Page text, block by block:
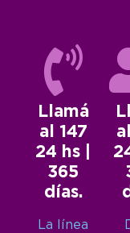
Llamá
al 147
24 hs |
365
días.
La línea